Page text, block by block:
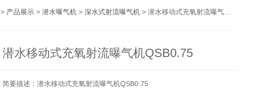
> 产品展示 > 潜水曝气机 > 深水式射流曝气机 > 潜水移动式充氧射流曝气机QSB0.75
潜水移动式充氧射流曝气机QSB0.75
简要描述：潜水移动式充氧射流曝气机QSB0.75